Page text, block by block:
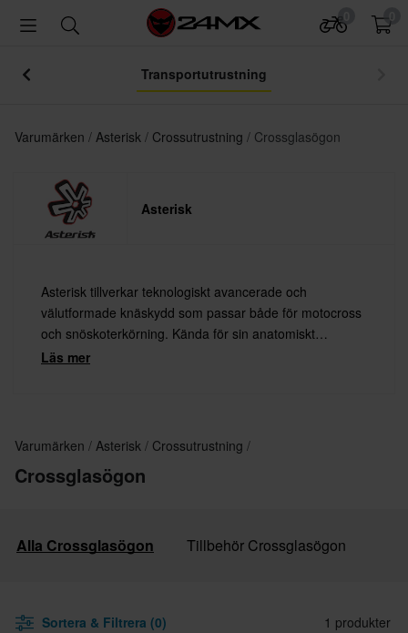
Transportutrustning
Varumärken Asterisk Crossutrustning Crossglasögon
Asterisk
Asterisk tillverkar teknologiskt avancerade och
välutformade knäskydd som passar både för motocross
och snöskoterkörning. Kända för sin anatomiskt
avancerade design och utmärkta kvalitet.
Läs mer
Varumärken Asterisk Crossutrustning
Crossglasögon
Alla Crossglasögon Tillbehör Crossglasögon
Sortera & Filtrera (0) 1 produkter